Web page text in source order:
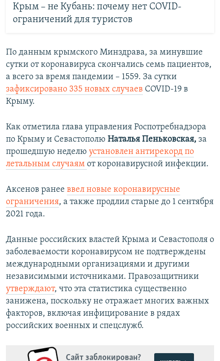
Крым – не Кубань: почему нет СOVID-
ограничений для туристов
По данным крымского Минздрава, за минувшие
сутки от коронавируса скончались семь пациентов,
а всего за время пандемии – 1559. За сутки
зафиксировано 335 новых случаев COVID-19 в
Крыму.
Как отметила глава управления Роспотребнадзора
по Крыму и Севастополю Наталья Пеньковская, за
прошедшую неделю установлен антирекорд по
летальным случаям от коронавирусной инфекции.
Аксенов ранее ввел новые коронавирусные
ограничения, а также продлил старые до 1 сентября
2021 года.
Данные российских властей Крыма и Севастополя о
заболеваемости коронавирусом не подтверждены
международными организациями и другими
независимыми источниками. Правозащитники
утверждают, что эта статистика существенно
занижена, поскольку не отражает многих важных
факторов, включая инфицирование в рядах
российских военных и спецслужб.
Сайт заблокирован?